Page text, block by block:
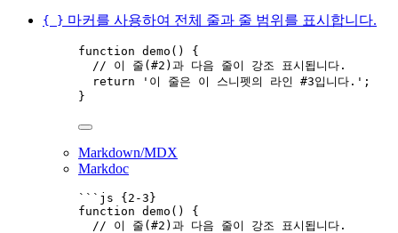
{ } 마커를 사용하여 전체 줄과 줄 범위를 표시합니다.
function demo ()
{
// 이 줄(#2)과 다음 줄이 강조 표시됩니다.
return
' 이 줄은 이 스니펫의 라인 #3입니다. ' ;
}
Markdown/MDX
Markdoc
```js {2-3}
function demo ()
{
// 이 줄(#2)과 다음 줄이 강조 표시됩니다.